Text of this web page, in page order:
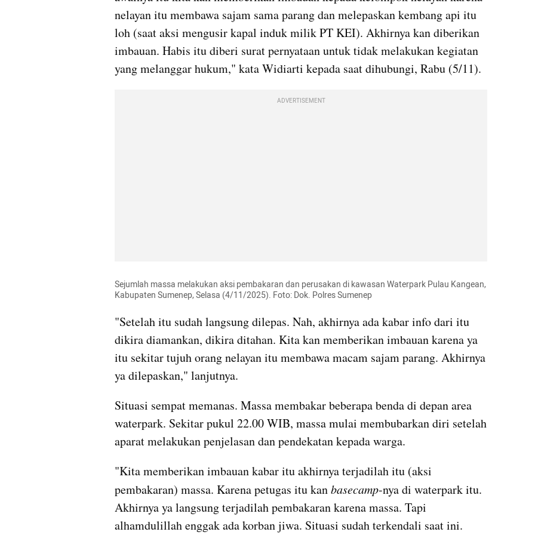
nelayan itu membawa sajam sama parang dan melepaskan kembang api itu
loh (saat aksi mengusir kapal induk milik PT KEI). Akhirnya kan diberikan
imbauan. Habis itu diberi surat pernyataan untuk tidak melakukan kegiatan
yang melanggar hukum," kata Widiarti kepada saat dihubungi, Rabu (5/11).
ADVERTISEMENT
Sejumlah massa melakukan aksi pembakaran dan perusakan di kawasan Waterpark Pulau Kangean,
Kabupaten Sumenep, Selasa (4/11/2025). Foto: Dok. Polres Sumenep
"Setelah itu sudah langsung dilepas. Nah, akhirnya ada kabar info dari itu
dikira diamankan, dikira ditahan. Kita kan memberikan imbauan karena ya
itu sekitar tujuh orang nelayan itu membawa macam sajam parang. Akhirnya
ya dilepaskan," lanjutnya.
Situasi sempat memanas. Massa membakar beberapa benda di depan area
waterpark. Sekitar pukul 22.00 WIB, massa mulai membubarkan diri setelah
aparat melakukan penjelasan dan pendekatan kepada warga.
"Kita memberikan imbauan kabar itu akhirnya terjadilah itu (aksi
pembakaran) massa. Karena petugas itu kan basecamp-nya di waterpark itu.
Akhirnya ya langsung terjadilah pembakaran karena massa. Tapi
alhamdulillah enggak ada korban jiwa. Situasi sudah terkendali saat ini.